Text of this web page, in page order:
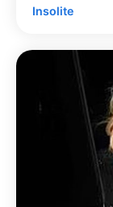
Insolite